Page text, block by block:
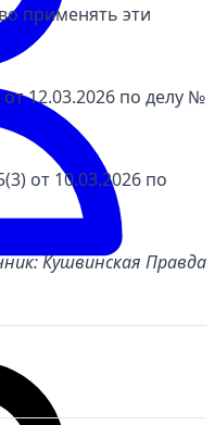
применять эти
12.03.2026 по делу №
от 10.03.2026 по
Кушвинская Правда